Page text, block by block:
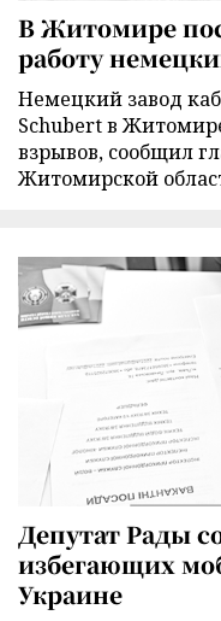
В Житомире
работу
Немецкий завод
Schubert в
взрывов, сообщил
Житомирской
Депутат Рады
избегающих
Украине